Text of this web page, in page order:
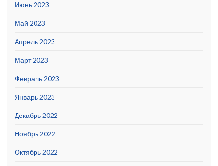
Июнь 2023
Май 2023
Апрель 2023
Март 2023
Февраль 2023
Январь 2023
Декабрь 2022
Ноябрь 2022
Октябрь 2022